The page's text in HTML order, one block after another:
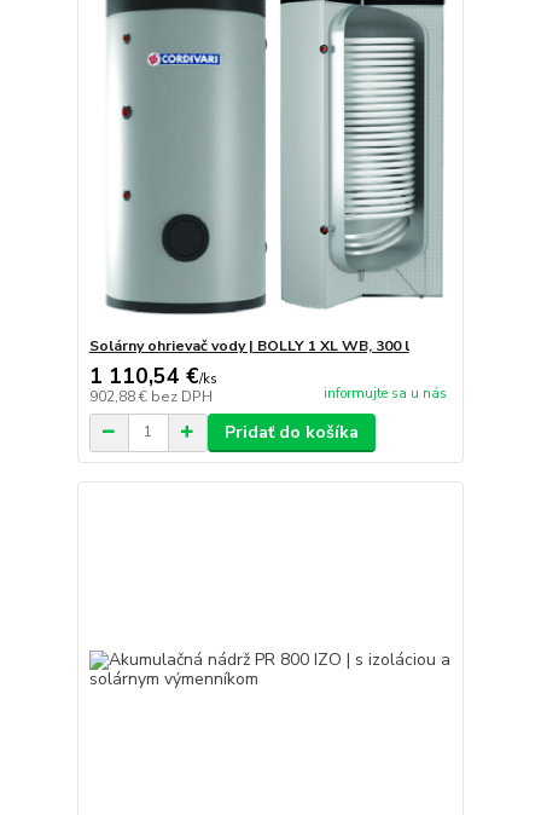
Solárny ohrievač vody | BOLLY 1 XL WB, 300 l
1 110,54 €/ks
902,88 € bez DPH informujte sa u nás
Pridať do košíka